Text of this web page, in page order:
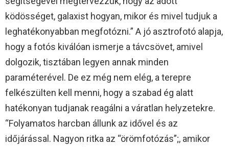
ködösséget, galaxist hogyan, mikor és mivel tudjuk a
leghatékonyabban megfotózni.” A jó asztrofotó alapja,
hogy a fotós kiválóan ismerje a távcsövet, amivel
dolgozik, tisztában legyen annak minden
paraméterével. De ez még nem elég, a terepre
felkészülten kell menni, hogy a szabad ég alatt
hatékonyan tudjanak reagálni a váratlan helyzetekre.
“Folyamatos harcban állunk az idővel és az
időjárással. Nagyon ritka az “örömfotózás”;, amikor